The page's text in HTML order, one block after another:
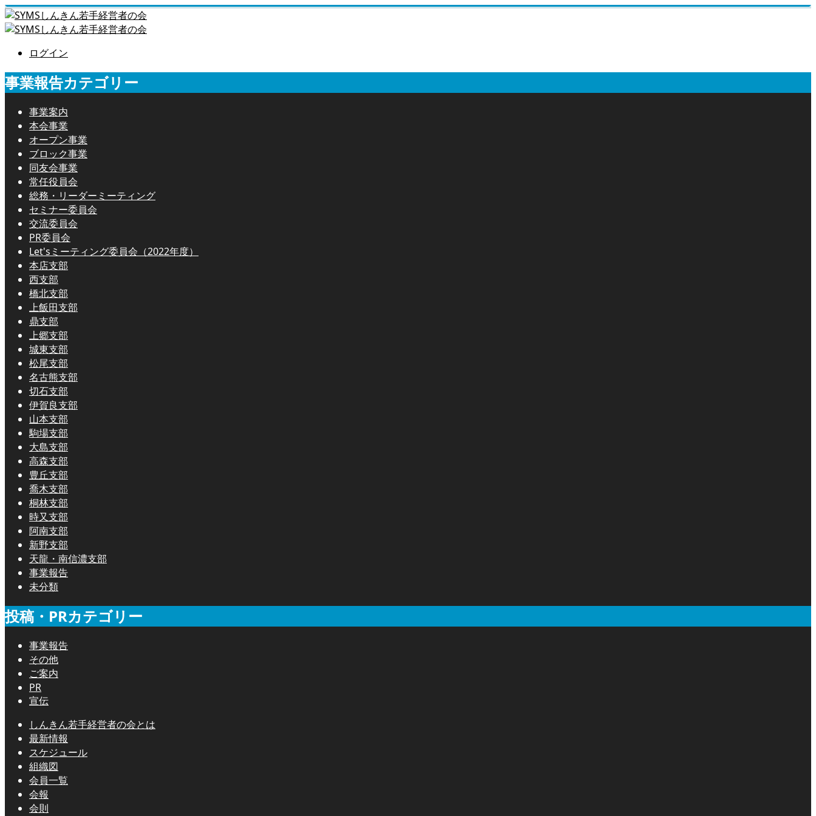
ログイン
事業報告カテゴリー
事業案内
本会事業
オープン事業
ブロック事業
同友会事業
常任役員会
総務・リーダーミーティング
セミナー委員会
交流委員会
PR委員会
Let'sミーティング委員会（2022年度）
本店支部
西支部
橋北支部
上飯田支部
鼎支部
上郷支部
城東支部
松尾支部
名古熊支部
切石支部
伊賀良支部
山本支部
駒場支部
大島支部
高森支部
豊丘支部
喬木支部
桐林支部
時又支部
阿南支部
新野支部
天龍・南信濃支部
事業報告
未分類
投稿・PRカテゴリー
事業報告
その他
ご案内
PR
宣伝
しんきん若手経営者の会とは
最新情報
スケジュール
組織図
会員一覧
会報
会則